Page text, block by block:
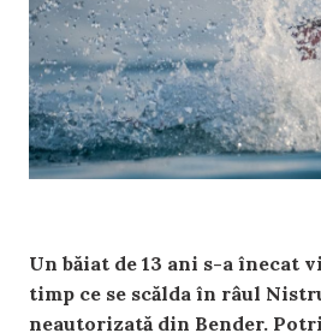
Un băiat de 13 ani s-a înecat
timp ce se scălda în râul
neautorizată din Bender.